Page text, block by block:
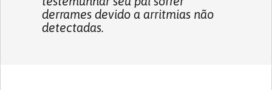
derrames devido a arritmias não
detectadas.